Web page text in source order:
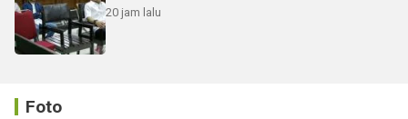
20 jam lalu
Foto